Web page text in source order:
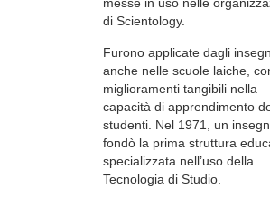
messe in uso nelle
di Scientology.
Furono applicate dagli
anche nelle scuole laiche,
miglioramenti tangibili nella
capacità di apprendimento
studenti. Nel 1971, un
fondò la prima struttura
specializzata nell’uso della
Tecnologia di Studio.